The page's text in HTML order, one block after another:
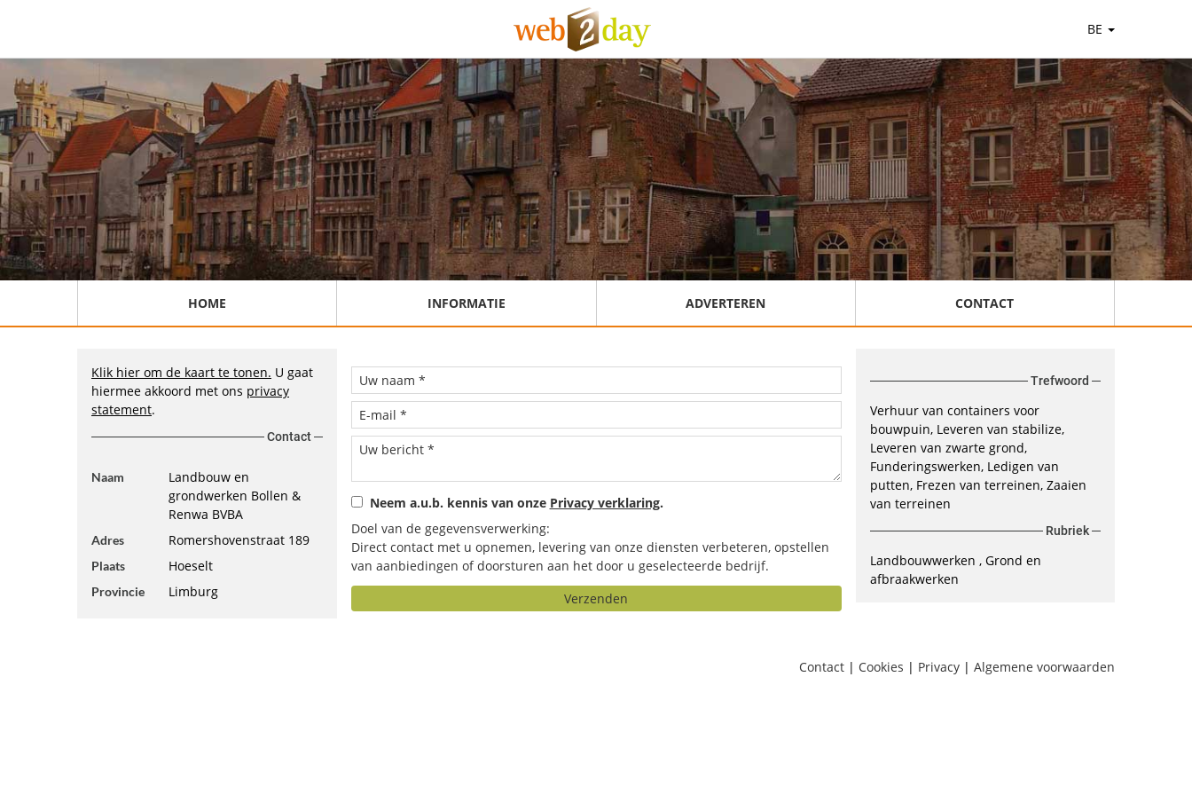
BE
HOME INFORMATIE ADVERTEREN CONTACT
Klik hier om de kaart te tonen. U gaat
hiermee akkoord met ons privacy
statement.
Contact
Naam
Landbouw en
grondwerken Bollen &
Renwa BVBA
Adres Romershovenstraat 189
Plaats Hoeselt
Provincie Limburg
Neem a.u.b. kennis van onze Privacy verklaring.
Doel van de gegevensverwerking:
Direct contact met u opnemen, levering van onze diensten verbeteren, opstellen
van aanbiedingen of doorsturen aan het door u geselecteerde bedrijf.
Verzenden
Trefwoord
Verhuur van containers voor
bouwpuin, Leveren van stabilize,
Leveren van zwarte grond,
Funderingswerken, Ledigen van
putten, Frezen van terreinen, Zaaien
van terreinen
Rubriek
Landbouwwerken
Grond en
afbraakwerken
Contact | Cookies | Privacy | Algemene voorwaarden